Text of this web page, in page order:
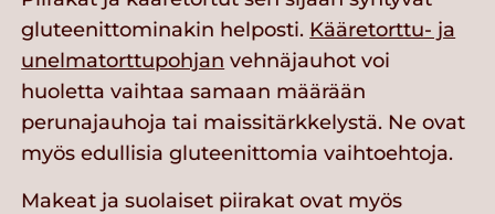
gluteenittominakin helposti. Kääretorttu- ja
unelmatorttupohjan vehnäjauhot voi
huoletta vaihtaa samaan määrään
perunajauhoja tai maissitärkkelystä. Ne ovat
myös edullisia gluteenittomia vaihtoehtoja.
Makeat ja suolaiset piirakat ovat myös